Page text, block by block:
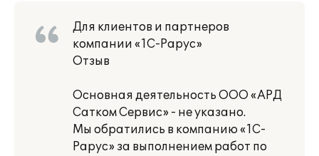
Для клиентов и партнеров
компании «1С-Рарус»
Отзыв
Основная деятельность ООО «АРД
Сатком Сервис» - не указано.
Мы обратились в компанию «1С-
Рарус» за выполнением работ по